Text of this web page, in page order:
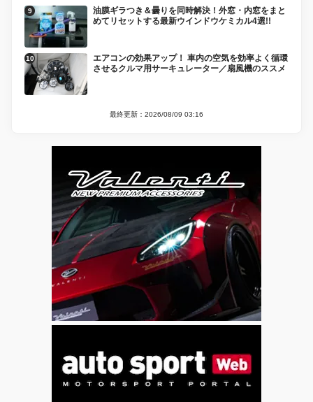
油膜ギラつき＆曇りを同時解決！外窓・内窓をまと
めてリセットする最新ウインドウケミカル4選!!
エアコンの効果アップ！ 車内の空気を効率よく循環
させるクルマ用サーキュレーター／扇風機のススメ
最終更新：2026/08/09 03:16